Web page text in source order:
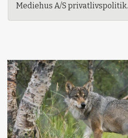
Mediehus A/S privatlivspolitik.